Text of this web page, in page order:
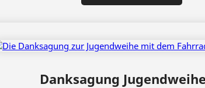
Danksagung